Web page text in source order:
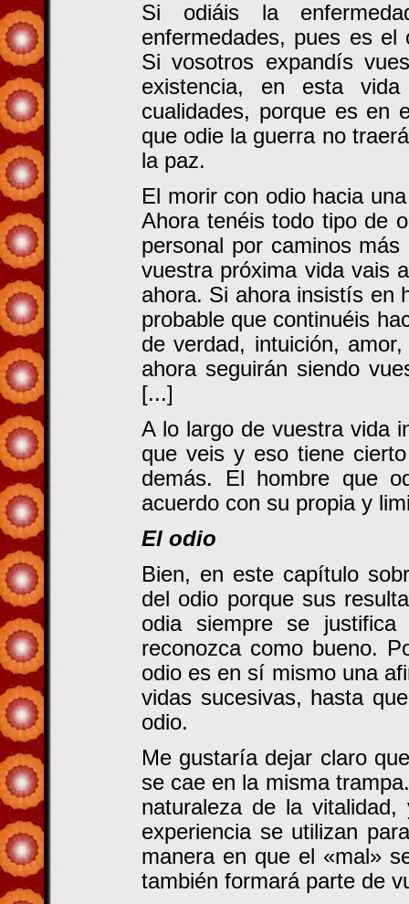
Si odiáis la
enfermedades, pues es
Si vosotros expandís
existencia, en esta
cualidades, porque es en
que odie la guerra no
la paz.
El morir con odio hacia
Ahora tenéis todo tipo de
personal por caminos
vuestra próxima vida vais
ahora. Si ahora insistís en
probable que continuéis
de verdad, intuición,
ahora seguirán siendo
[...]
A lo largo de vuestra vida
que veis y eso tiene
demás. El hombre que
acuerdo con su propia y
El odio
Bien, en este capítulo
del odio porque sus
odia siempre se
reconozca como bueno.
odio es en sí mismo una
vidas sucesivas, hasta
odio.
Me gustaría dejar claro
se cae en la misma
naturaleza de la
experiencia se utilizan
manera en que el «mal»
también formará parte de